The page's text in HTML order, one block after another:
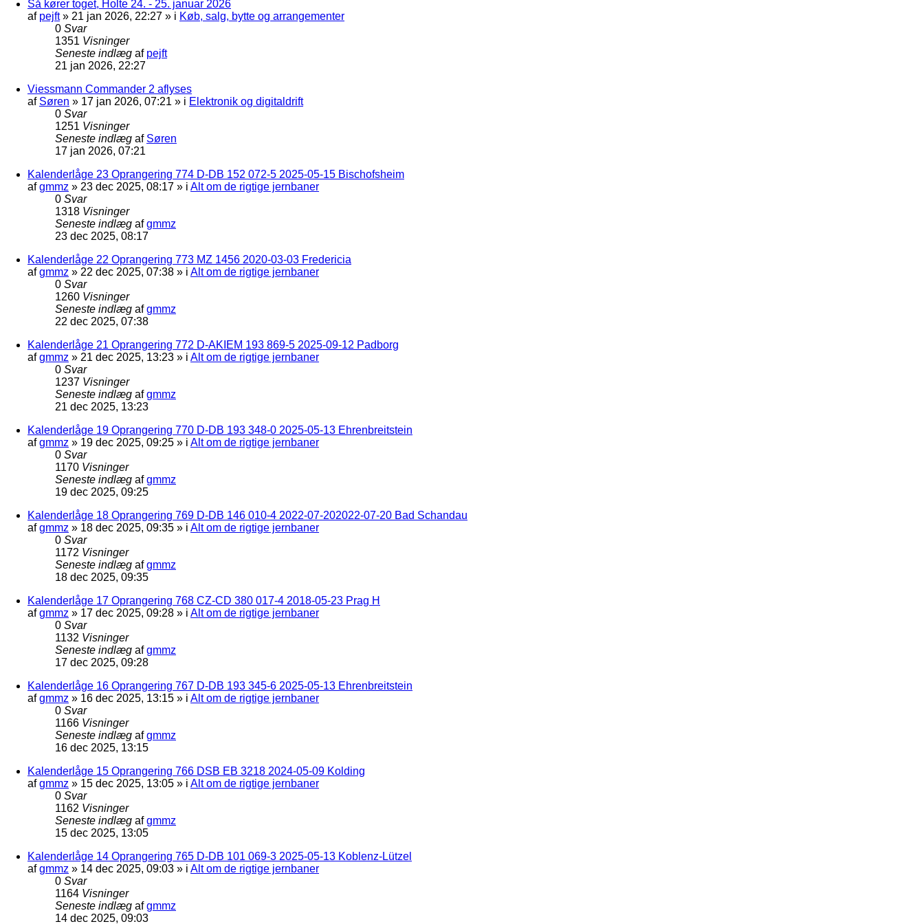
Så kører toget, Holte 24. - 25. januar 2026
af pejft» 21 jan 2026, 22:27 » i Køb, salg, bytte og arrangementer
0 Svar
1351 Visninger
Seneste indlæg af pejft
21 jan 2026, 22:27
Viessmann Commander 2 aflyses
af Søren » 17 jan 2026, 07:21 » i Elektronik og digitaldrift
0 Svar
1251 Visninger
Seneste indlæg af Søren
17 jan 2026, 07:21
Kalenderlåge 23 Oprangering 774 D-DB 152 072-5 2025-05-15 Bischofsheim
afgmmz » 23 dec 2025, 08:17 » i Alt om de rigtige jernbaner
0 Svar
1318 Visninger
Seneste indlæg afgmmz
23 dec 2025, 08:17
Kalenderlåge 22 Oprangering 773 MZ 1456 2020-03-03 Fredericia
afgmmz » 22 dec 2025, 07:38 » i Alt om de rigtige jernbaner
0 Svar
1260 Visninger
Seneste indlæg afgmmz
22 dec 2025, 07:38
Kalenderlåge 21 Oprangering 772 D-AKIEM 193 869-5 2025-09-12 Padborg
afgmmz » 21 dec 2025, 13:23 » i Alt om de rigtige jernbaner
0 Svar
1237 Visninger
Seneste indlæg afgmmz
21 dec 2025, 13:23
Kalenderlåge 19 Oprangering 770 D-DB 193 348-0 2025-05-13 Ehrenbreitstein
afgmmz » 19 dec 2025, 09:25 » i Alt om de rigtige jernbaner
0 Svar
1170 Visninger
Seneste indlæg afgmmz
19 dec 2025, 09:25
Kalenderlåge 18 Oprangering 769 D-DB 146 010-4 2022-07-202022-07-20 Bad Schandau
afgmmz » 18 dec 2025, 09:35 » i Alt om de rigtige jernbaner
0 Svar
1172 Visninger
Seneste indlæg afgmmz
18 dec 2025, 09:35
Kalenderlåge 17 Oprangering 768 CZ-CD 380 017-4 2018-05-23 Prag H
afgmmz » 17 dec 2025, 09:28 » i Alt om de rigtige jernbaner
0 Svar
1132 Visninger
Seneste indlæg afgmmz
17 dec 2025, 09:28
Kalenderlåge 16 Oprangering 767 D-DB 193 345-6 2025-05-13 Ehrenbreitstein
afgmmz » 16 dec 2025, 13:15 » i Alt om de rigtige jernbaner
0 Svar
1166 Visninger
Seneste indlæg afgmmz
16 dec 2025, 13:15
Kalenderlåge 15 Oprangering 766 DSB EB 3218 2024-05-09 Kolding
afgmmz » 15 dec 2025, 13:05 » i Alt om de rigtige jernbaner
0 Svar
1162 Visninger
Seneste indlæg afgmmz
15 dec 2025, 13:05
Kalenderlåge 14 Oprangering 765 D-DB 101 069-3 2025-05-13 Koblenz-Lützel
afgmmz » 14 dec 2025, 09:03 » i Alt om de rigtige jernbaner
0 Svar
1164 Visninger
Seneste indlæg afgmmz
14 dec 2025, 09:03